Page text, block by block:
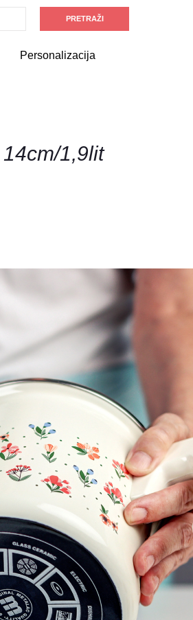
Personalizacija
1,9lit